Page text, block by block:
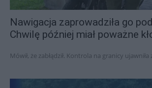
Nawigacja zaprowadziła go
Chwilę później miał poważne
Mówił, że zabłądził. Kontrola na granicy